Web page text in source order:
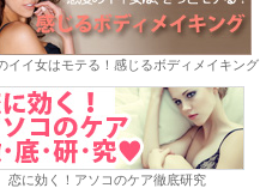
イイ女はモテる！感じるボディメイキング
恋に効く！アソコのケア徹底研究